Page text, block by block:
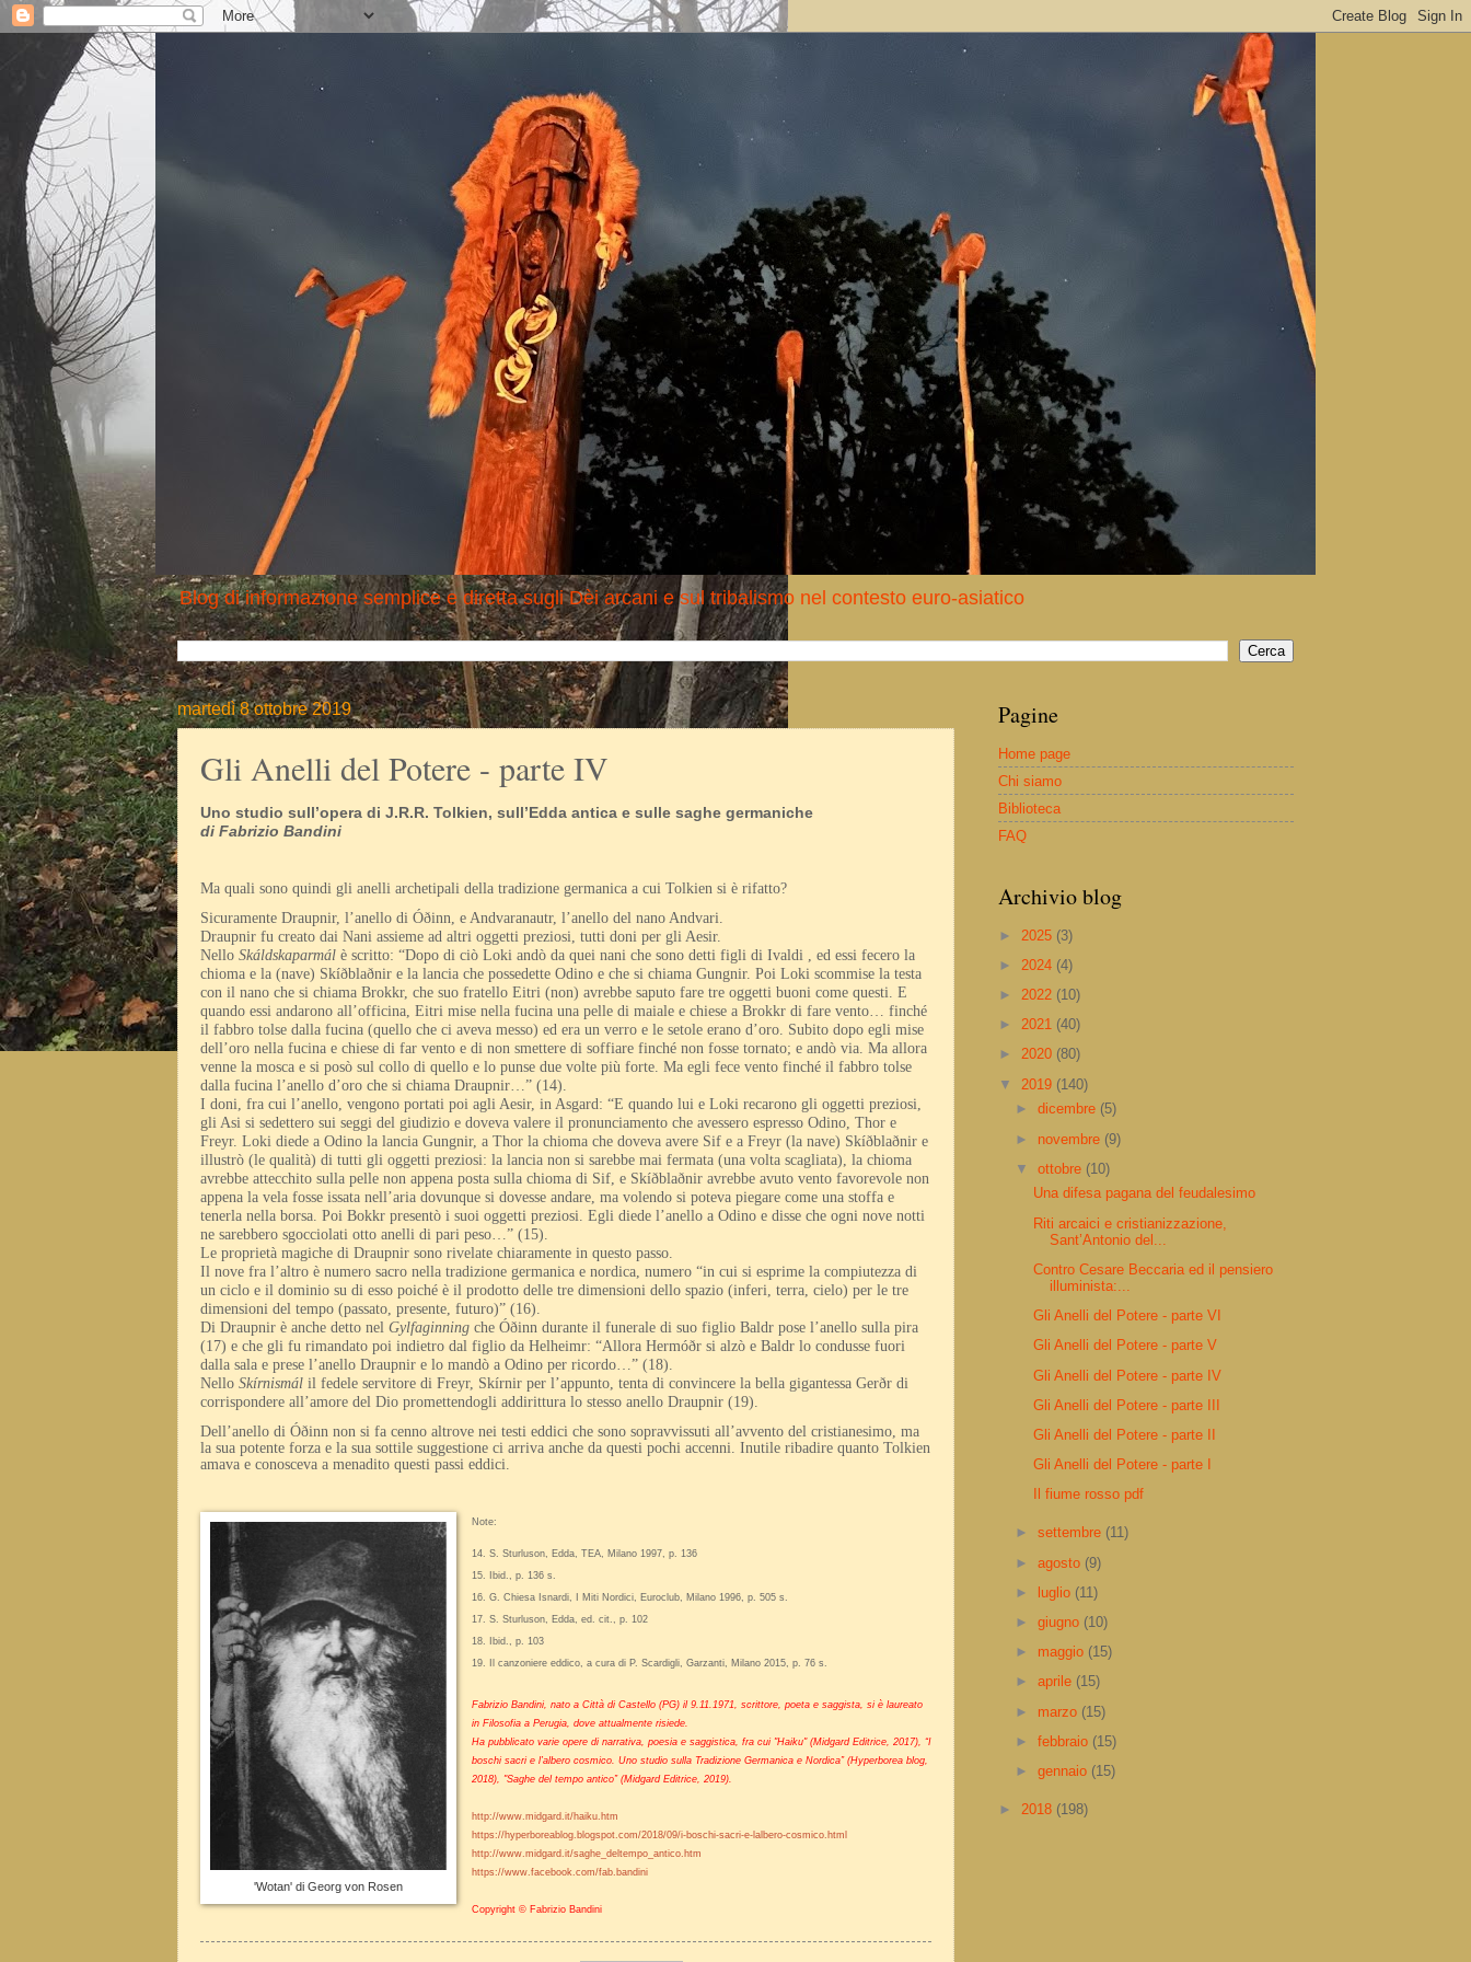
Blog di informazione semplice e diretta sugli Dèi arcani e sul tribalismo nel contesto euro-asiatico
martedì 8 ottobre 2019
Gli Anelli del Potere - parte IV
Uno studio sull’opera di J.R.R. Tolkien, sull’Edda antica e sulle saghe germaniche
di Fabrizio Bandini
Ma quali sono quindi gli anelli archetipali della tradizione germanica a cui Tolkien si è rifatto?
Sicuramente Draupnir, l’anello di Óðinn, e Andvaranautr, l’anello del nano Andvari.
Draupnir fu creato dai Nani assieme ad altri oggetti preziosi, tutti doni per gli Aesir.
Nello Skáldskaparmál è scritto: “Dopo di ciò Loki andò da quei nani che sono detti figli di Ivaldi , ed essi fecero la
chioma e la (nave) Skíðblaðnir e la lancia che possedette Odino e che si chiama Gungnir. Poi Loki scommise la testa
con il nano che si chiama Brokkr, che suo fratello Eitri (non) avrebbe saputo fare tre oggetti buoni come questi. E
quando essi andarono all’officina, Eitri mise nella fucina una pelle di maiale e chiese a Brokkr di fare vento… finché
il fabbro tolse dalla fucina (quello che ci aveva messo) ed era un verro e le setole erano d’oro. Subito dopo egli mise
dell’oro nella fucina e chiese di far vento e di non smettere di soffiare finché non fosse tornato; e andò via. Ma allora
venne la mosca e si posò sul collo di quello e lo punse due volte più forte. Ma egli fece vento finché il fabbro tolse
dalla fucina l’anello d’oro che si chiama Draupnir…” (14).
I doni, fra cui l’anello, vengono portati poi agli Aesir, in Asgard: “E quando lui e Loki recarono gli oggetti preziosi,
gli Asi si sedettero sui seggi del giudizio e doveva valere il pronunciamento che avessero espresso Odino, Thor e
Freyr. Loki diede a Odino la lancia Gungnir, a Thor la chioma che doveva avere Sif e a Freyr (la nave) Skíðblaðnir e
illustrò (le qualità) di tutti gli oggetti preziosi: la lancia non si sarebbe mai fermata (una volta scagliata), la chioma
avrebbe attecchito sulla pelle non appena posta sulla chioma di Sif, e Skíðblaðnir avrebbe avuto vento favorevole non
appena la vela fosse issata nell’aria dovunque si dovesse andare, ma volendo si poteva piegare come una stoffa e
tenerla nella borsa. Poi Bokkr presentò i suoi oggetti preziosi. Egli diede l’anello a Odino e disse che ogni nove notti
ne sarebbero sgocciolati otto anelli di pari peso…” (15).
Le proprietà magiche di Draupnir sono rivelate chiaramente in questo passo.
Il nove fra l’altro è numero sacro nella tradizione germanica e nordica, numero “in cui si esprime la compiutezza di
un ciclo e il dominio su di esso poiché è il prodotto delle tre dimensioni dello spazio (inferi, terra, cielo) per le tre
dimensioni del tempo (passato, presente, futuro)” (16).
Di Draupnir è anche detto nel Gylfaginning che Óðinn durante il funerale di suo figlio Baldr pose l’anello sulla pira
(17) e che gli fu rimandato poi indietro dal figlio da Helheimr: “Allora Hermóðr si alzò e Baldr lo condusse fuori
dalla sala e prese l’anello Draupnir e lo mandò a Odino per ricordo…” (18).
Nello Skírnismál il fedele servitore di Freyr, Skírnir per l’appunto, tenta di convincere la bella gigantessa Gerðr di
corrispondere all’amore del Dio promettendogli addirittura lo stesso anello Draupnir (19).
Dell’anello di Óðinn non si fa cenno altrove nei testi eddici che sono sopravvissuti all’avvento del cristianesimo, ma
la sua potente forza e la sua sottile suggestione ci arriva anche da questi pochi accenni. Inutile ribadire quanto Tolkien
amava e conosceva a menadito questi passi eddici.
'Wotan' di Georg von Rosen
Note:
14. S. Sturluson, Edda, TEA, Milano 1997, p. 136
15. Ibid., p. 136 s.
16. G. Chiesa Isnardi, I Miti Nordici, Euroclub, Milano 1996, p. 505 s.
17. S. Sturluson, Edda, ed. cit., p. 102
18. Ibid., p. 103
19. Il canzoniere eddico, a cura di P. Scardigli, Garzanti, Milano 2015, p. 76 s.
Fabrizio Bandini, nato a Città di Castello (PG) il 9.11.1971, scrittore, poeta e saggista, si è laureato
in Filosofia a Perugia, dove attualmente risiede.
Ha pubblicato varie opere di narrativa, poesia e saggistica, fra cui "Haiku" (Midgard Editrice, 2017), “I
boschi sacri e l’albero cosmico. Uno studio sulla Tradizione Germanica e Nordica” (Hyperborea blog,
2018), "Saghe del tempo antico” (Midgard Editrice, 2019).
http://www.midgard.it/haiku.htm
https://hyperboreablog.blogspot.com/2018/09/i-boschi-sacri-e-lalbero-cosmico.html
http://www.midgard.it/saghe_deltempo_antico.htm
https://www.facebook.com/fab.bandini
Copyright © Fabrizio Bandini
Pagine
Home page
Chi siamo
Biblioteca
FAQ
Archivio blog
► 2025 (3)
► 2024 (4)
► 2022 (10)
► 2021 (40)
► 2020 (80)
▼ 2019 (140)
►dicembre (5)
► novembre (9)
▼ottobre (10)
Una difesa pagana del feudalesimo
Riti arcaici e cristianizzazione,
Sant’Antonio del...
Contro Cesare Beccaria ed il pensiero
illuminista:...
Gli Anelli del Potere - parte VI
Gli Anelli del Potere - parte V
Gli Anelli del Potere - parte IV
Gli Anelli del Potere - parte III
Gli Anelli del Potere - parte II
Gli Anelli del Potere - parte I
Il fiume rosso pdf
►settembre (11)
►agosto (9)
►
luglio (11)
►giugno (10)
► maggio (15)
►aprile (15)
► marzo (15)
►febbraio (15)
►gennaio (15)
► 2018 (198)